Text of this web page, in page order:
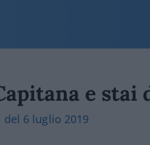
e stai
del 6 luglio 2019